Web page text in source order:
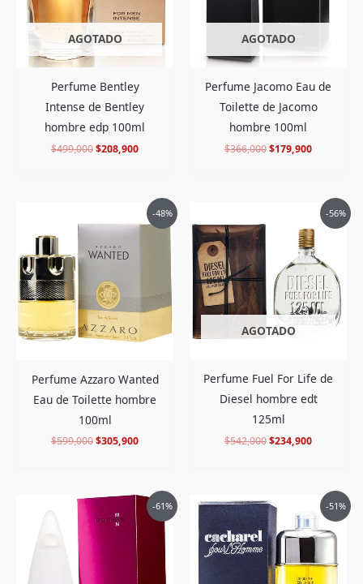
ya tienen un clente satisfecho.
Añade una valoración
Debes accederpara publicar una valoración.
AGOTADO
Perfume Bentley
Intense de Bentley
hombre edp 100ml
$499,000$208,900
AGOTADO
Perfume Jacomo Eau de
Toilette de Jacomo
hombre 100ml
$366,000$179,900
-48%
Perfume Azzaro Wanted
Eau de Toilette hombre
100ml
$599,000
original
era:
$599,000.
$305,900
precio
actual
-56%
AGOTADO
Perfume Fuel For Life de
Diesel hombre edt
125ml
$542,000
original
$542,000.
$234,900
precio
actual
es:
$234,900.
-61%
El
precio
original
$510,000.
El
precio
actual
$198,900.
-51%
El
precio
original
era:
$540,000.
precio
actual
es:
$259,900.